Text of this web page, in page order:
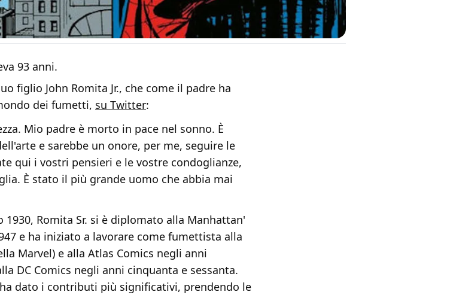
93 anni.
figlio John Romita Jr., che come il padre ha
dei fumetti, su Twitter:
Mio padre è morto in pace nel sonno. È
e sarebbe un onore, per me, seguire le
qui i vostri pensieri e le vostre condoglianze,
È stato il più grande uomo che abbia mai
Romita Sr. si è diplomato alla Manhattan'
e ha iniziato a lavorare come fumettista alla
Marvel) e alla Atlas Comics negli anni
DC Comics negli anni cinquanta e sessanta.
dato i contributi più significativi, prendendo le